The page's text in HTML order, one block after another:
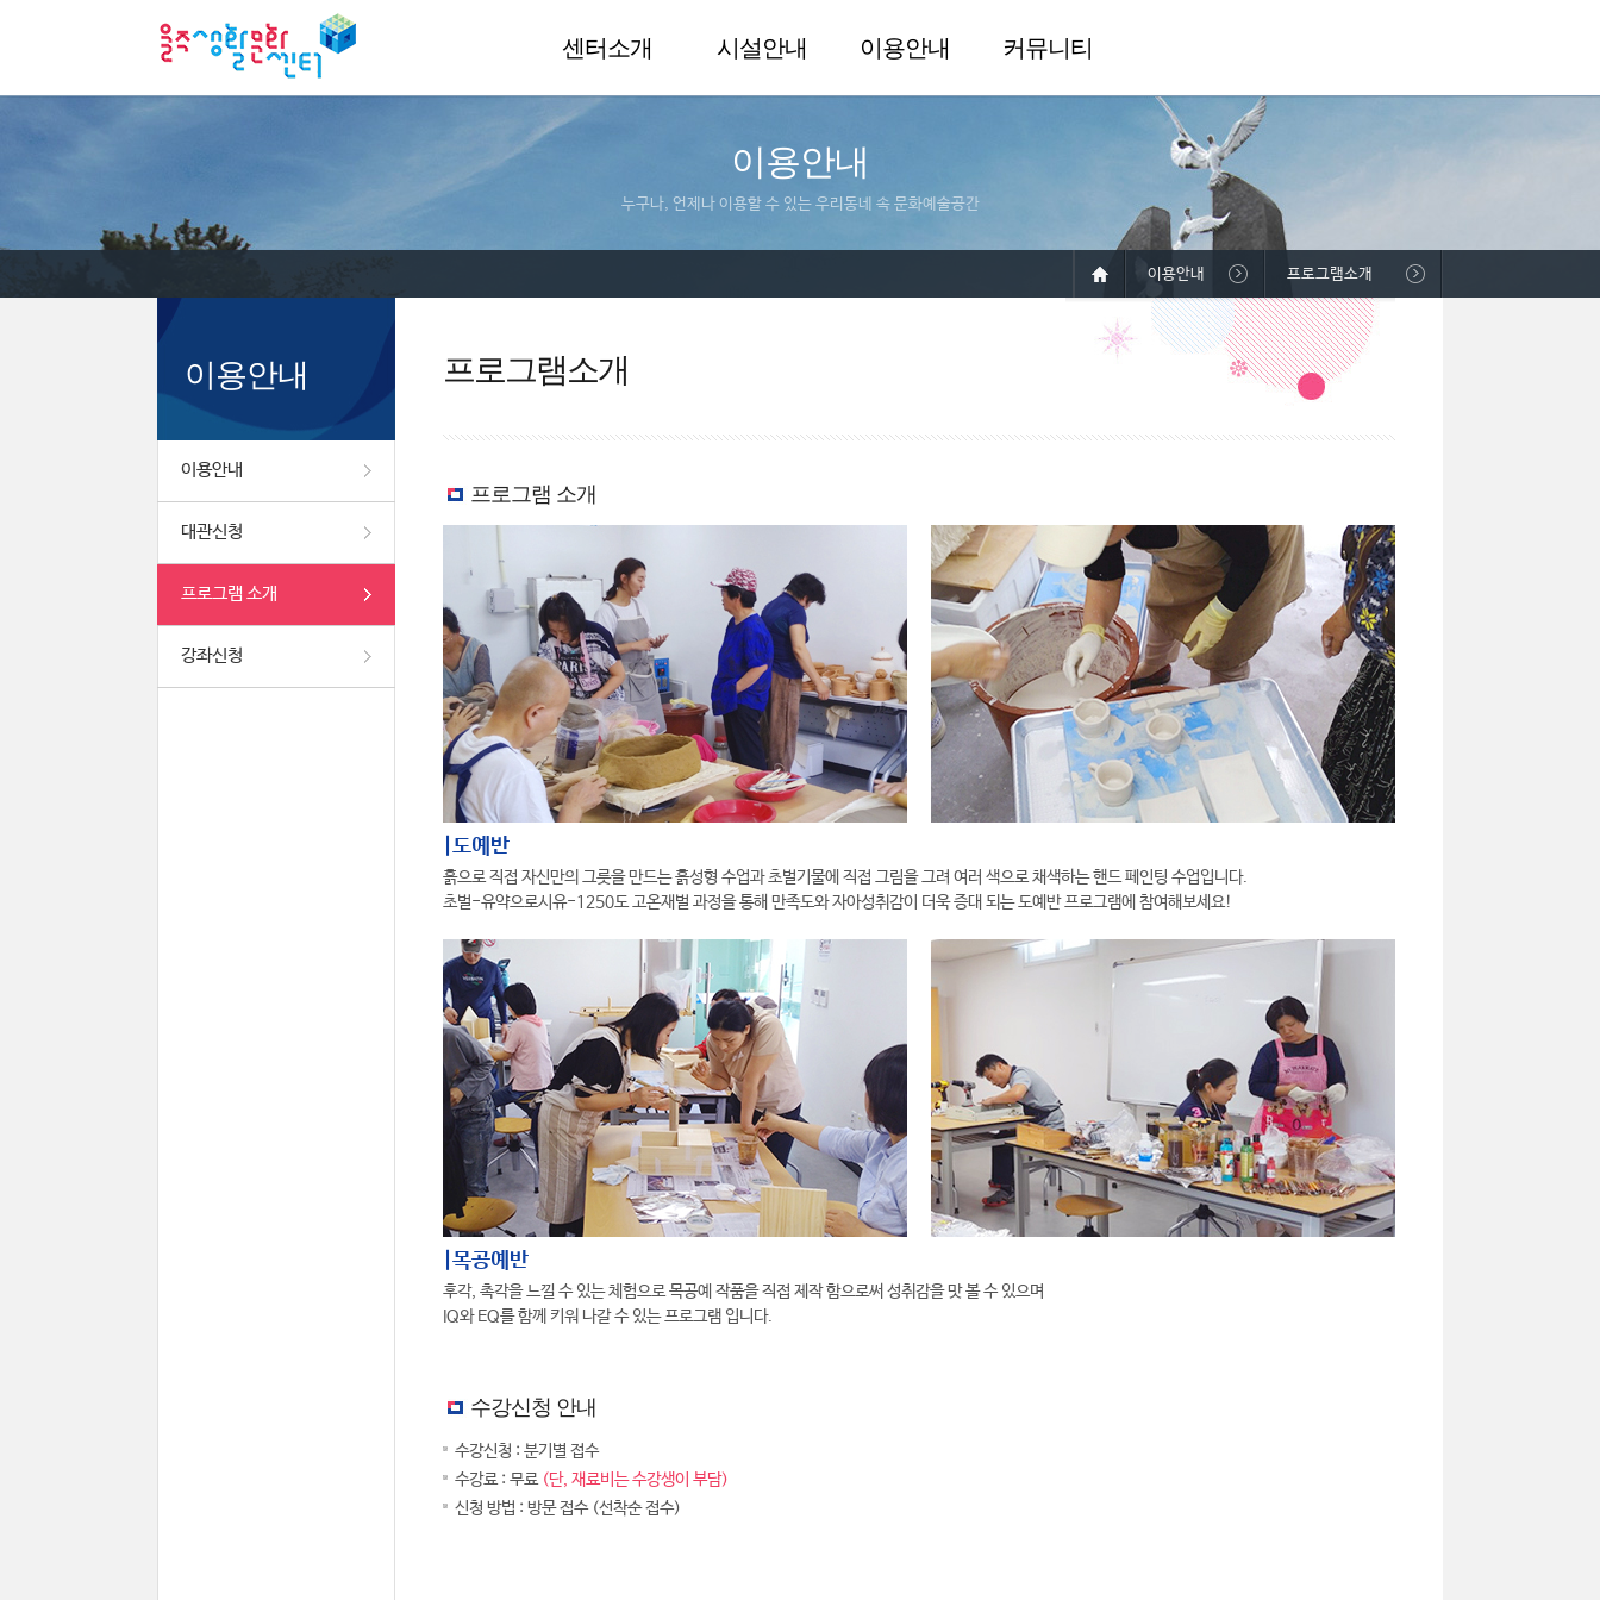
센터소개 시설안내 이용안내 커뮤니티
이용안내
누구나, 언제나 이용할 수 있는 우리동네 속 문화예술공간
이용안내
이용안내
대관신청
프로그램 소개
강좌신청
이용안내 프로그램소개
프로그램소개
프로그램 소개
|도예반
흙으로 직접 자신만의 그릇을 만드는 흙성형 수업과 초벌기물에 직접 그림을 그려 여러 색으로 채색하는 핸드 페인팅 수업입니다.
초벌-유약으로시유-1250도 고온재벌 과정을 통해 만족도와 자아성취감이 더욱 증대 되는 도예반 프로그램에 참여해보세요!
|목공예반
후각, 촉각을 느낄 수 있는 체험으로 목공예 작품을 직접 제작 함으로써 성취감을 맛 볼 수 있으며
IQ와 EQ를 함께 키워 나갈 수 있는 프로그램 입니다.
수강신청 안내
수강신청 : 분기별 접수
수강료 : 무료 (단, 재료비는 수강생이 부담)
신청 방법 : 방문 접수 (선착순 접수)